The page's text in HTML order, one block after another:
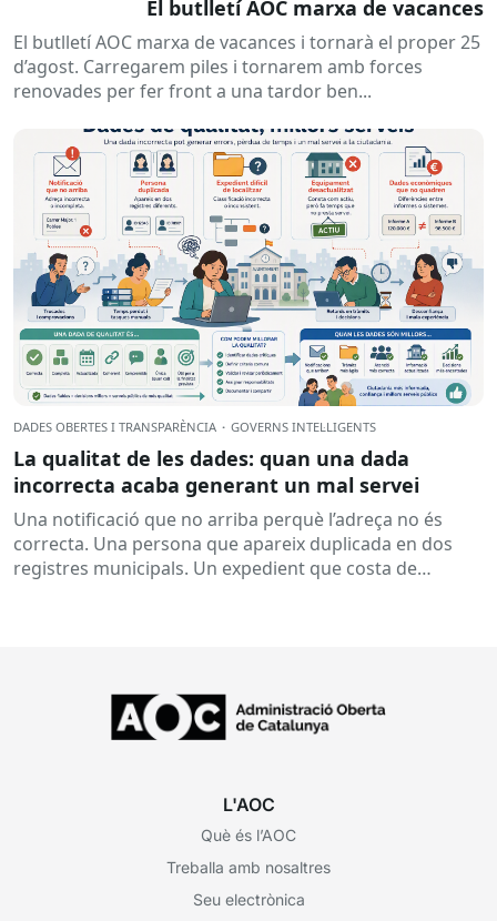
El butlletí AOC marxa de vacances
El butlletí AOC marxa de vacances i tornarà el proper 25
d’agost. Carregarem piles i tornarem amb forces
renovades per fer front a una tardor ben...
DADES OBERTES I TRANSPARÈNCIA · GOVERNS INTEL·LIGENTS
La qualitat de les dades: quan una dada
incorrecta acaba generant un mal servei
Una notificació que no arriba perquè l’adreça no és
correcta. Una persona que apareix duplicada en dos
registres municipals. Un expedient que costa de
L'AOC
Què és l’AOC
Treballa amb nosaltres
Seu electrònica